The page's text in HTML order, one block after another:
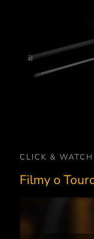
Wyposażenie
Klasyczny
Blank
do
CLICK & WATCH
Filmy o